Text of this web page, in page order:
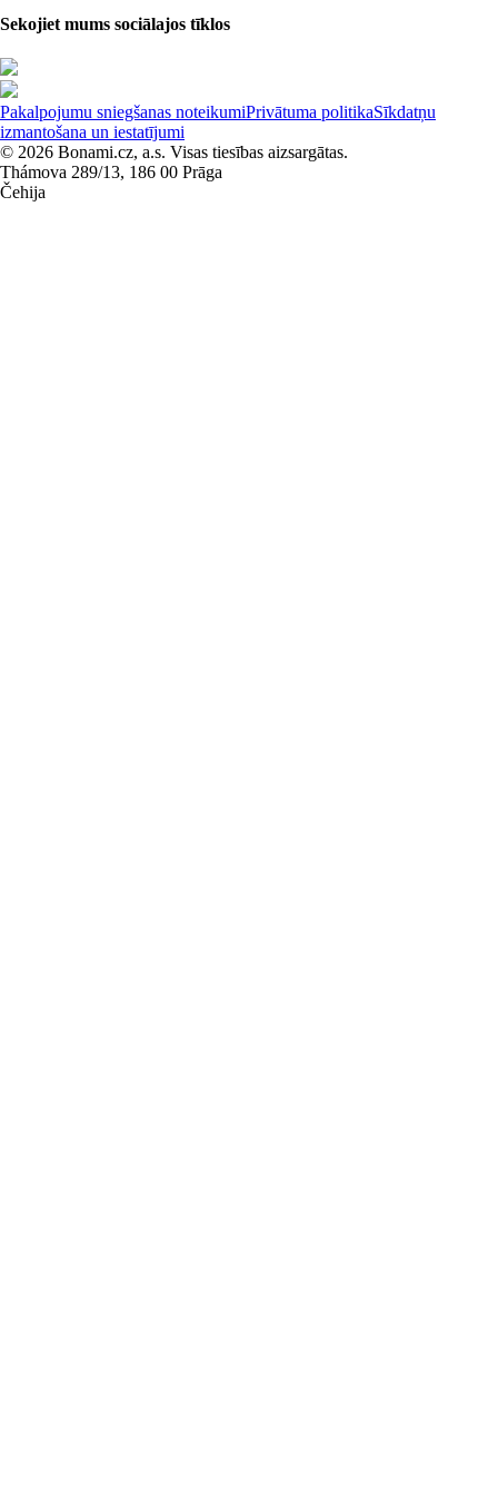
Sekojiet mums sociālajos tīklos
Pakalpojumu sniegšanas noteikumiPrivātuma politikaSīkdatņu
izmantošana un iestatījumi
© 2026 Bonami.cz, a.s. Visas tiesības aizsargātas.
Thámova 289/13, 186 00 Prāga
Čehija